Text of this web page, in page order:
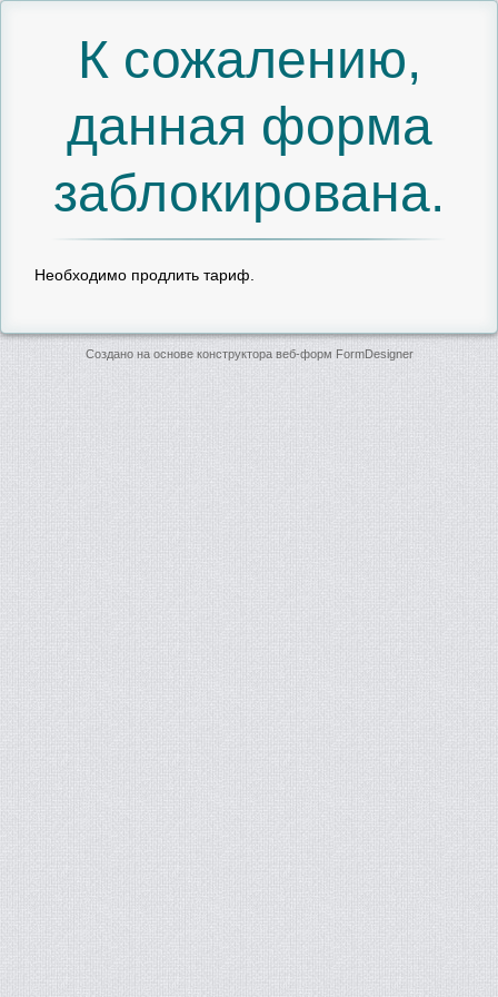
К сожалению,
данная форма
заблокирована.
Необходимо продлить тариф.
Создано на основе конструктора веб-форм FormDesigner